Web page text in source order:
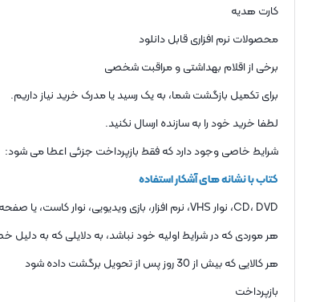
کارت هدیه
محصولات نرم افزاری قابل دانلود
برخی از اقلام بهداشتی و مراقبت شخصی
برای تکمیل بازگشت شما، به یک رسید یا مدرک خرید نیاز داریم.
لطفا خرید خود را به سازنده ارسال نکنید.
شرایط خاصی وجود دارد که فقط بازپرداخت جزئی اعطا می شود:
کتاب با نشانه های آشکار استفاده
CD، DVD، نوار VHS، نرم افزار، بازی ویدیویی، نوار کاست، یا صفحه وینیل که باز شده است.
هر موردی که در شرایط اولیه خود نباشد، به دلایلی که به
هر کالایی که بیش از 30 روز پس از تحویل برگشت داده شود
بازپرداخت